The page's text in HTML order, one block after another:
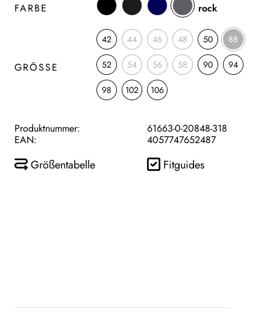
FARBE rock
GRÖSSE
42 44 46 48 50 88
52 54 56 58 90 94
98 102 106
Produktnummer:
61663-0-20848-318
EAN:
4057747652487
Größentabelle Fitguides